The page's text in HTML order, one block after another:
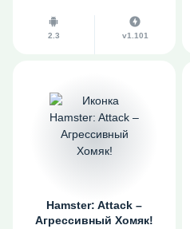
2.3 v1.101
Hamster: Attack –
Агрессивный Хомяк!